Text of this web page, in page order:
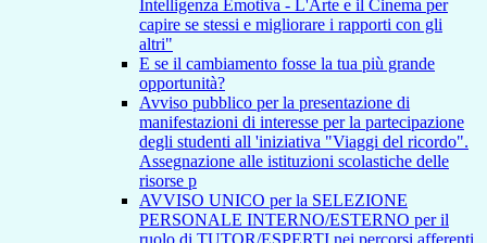
Intelligenza Emotiva - L'Arte e il Cinema per
capire se stessi e migliorare i rapporti con gli
altri"
E se il cambiamento fosse la tua più grande
opportunità?
Avviso pubblico per la presentazione di
manifestazioni di interesse per la partecipazione
degli studenti all 'iniziativa "Viaggi del ricordo".
Assegnazione alle istituzioni scolastiche delle
risorse p
AVVISO UNICO per la SELEZIONE
PERSONALE INTERNO/ESTERNO per il